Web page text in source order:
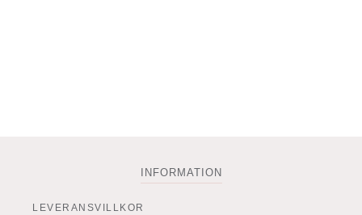
INFORMATION
LEVERANSVILLKOR